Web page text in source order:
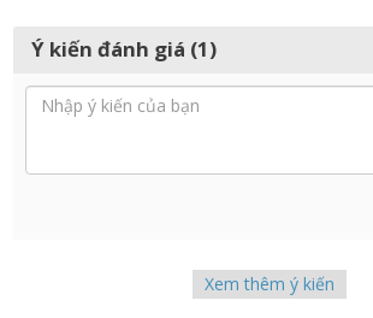
Ý kiến đánh giá (1)
Xem thêm ý kiến